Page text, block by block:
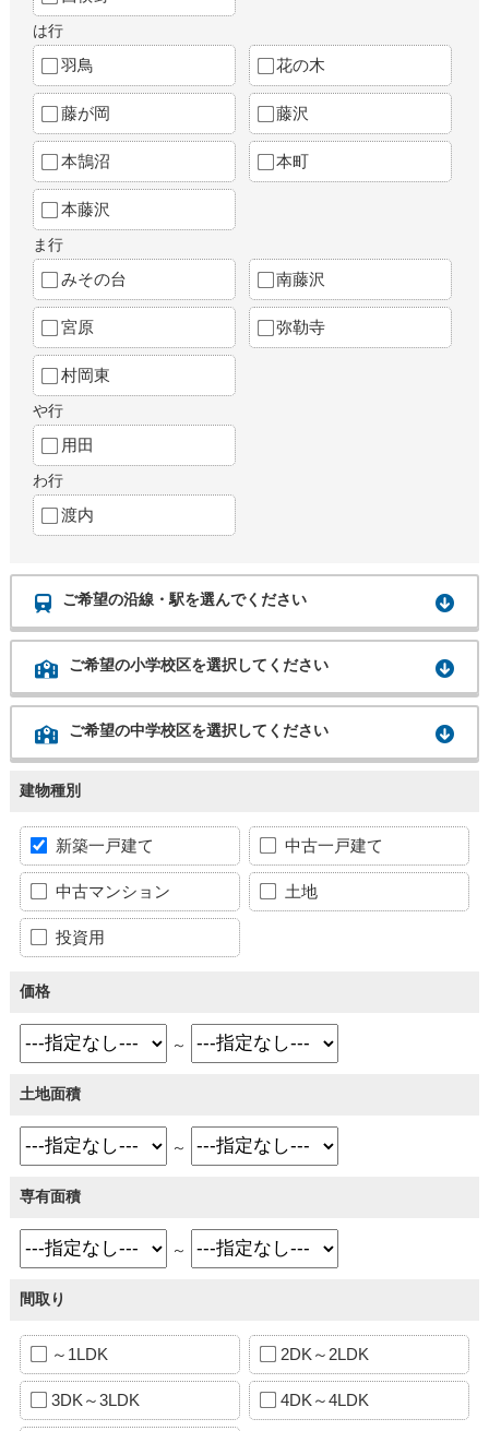
は行
羽鳥 花の木
藤が岡 藤沢
本鵠沼 本町
本藤沢
ま行
みその台 南藤沢
宮原 弥勒寺
村岡東
や行
用田
わ行
渡内
ご希望の沿線・駅を選んでください
ご希望の小学校区を選択してください
ご希望の中学校区を選択してください
建物種別
新築一戸建て 中古一戸建て
中古マンション 土地
投資用
価格
～
土地面積
～
専有面積
～
間取り
～1LDK 2DK～2LDK
3DK～3LDK 4DK～4LDK